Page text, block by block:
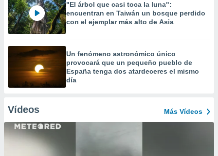
"El árbol que casi toca la luna":
encuentran en Taiwán un bosque perdido
con el ejemplar más alto de Asia
Un fenómeno astronómico único
provocará que un pequeño pueblo de
España tenga dos atardeceres el mismo
día
Vídeos Más Vídeos